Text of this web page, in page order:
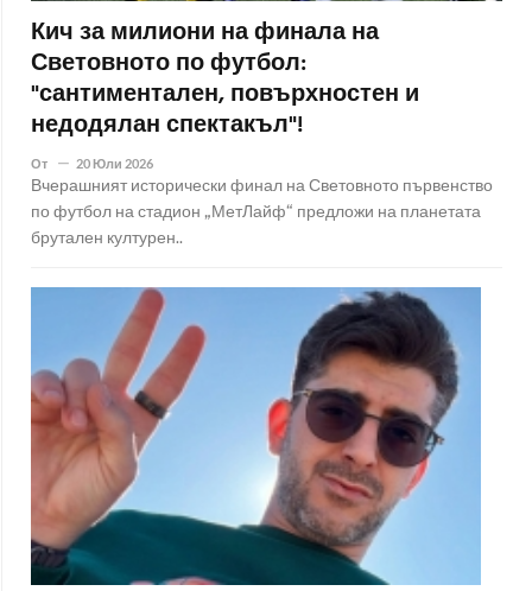
Кич за милиони на финала на
Световното по футбол:
"сантиментален, повърхностен и
недодялан спектакъл"!
От 20 Юли 2026
Вчерашният исторически финал на Световното първенство
по футбол на стадион „МетЛайф“ предложи на планетата
брутален културен..